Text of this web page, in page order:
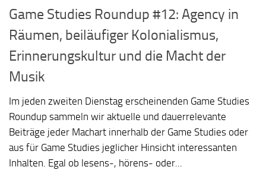
Game Studies Roundup #12: Agency in
Räumen, beiläufiger Kolonialismus,
Erinnerungskultur und die Macht der
Musik
Im jeden zweiten Dienstag erscheinenden Game Studies
Roundup sammeln wir aktuelle und dauerrelevante
Beiträge jeder Machart innerhalb der Game Studies oder
aus für Game Studies jeglicher Hinsicht interessanten
Inhalten. Egal ob lesens-, hörens- oder...